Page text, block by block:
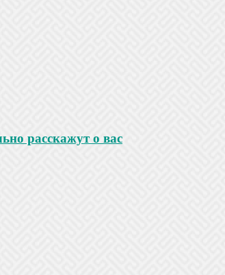
расскажут о вас